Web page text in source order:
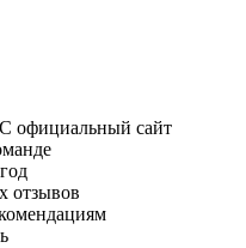
официальный сайт
отзывов